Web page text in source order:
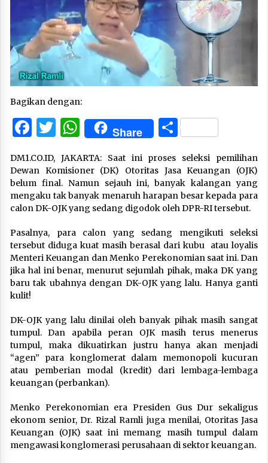
Bagikan dengan:
Facebook
Twitter
WhatsApp
Share Share
DM1.CO.ID, JAKARTA: Saat ini proses seleksi pemilihan
Dewan Komisioner (DK) Otoritas Jasa Keuangan (OJK)
belum final. Namun sejauh ini, banyak kalangan yang
mengaku tak banyak menaruh harapan besar kepada para
calon DK-OJK yang sedang digodok oleh DPR-RI tersebut.
Pasalnya, para calon yang sedang mengikuti seleksi
tersebut diduga kuat masih berasal dari kubu atau loyalis
Menteri Keuangan dan Menko Perekonomian saat ini. Dan
jika hal ini benar, menurut sejumlah pihak, maka DK yang
baru tak ubahnya dengan DK-OJK yang lalu. Hanya ganti
kulit!
DK-OJK yang lalu dinilai oleh banyak pihak masih sangat
tumpul. Dan apabila peran OJK masih terus menerus
tumpul, maka dikuatirkan justru hanya akan menjadi
“agen” para konglomerat dalam memonopoli kucuran
atau pemberian modal (kredit) dari lembaga-lembaga
keuangan (perbankan).
Menko Perekonomian era Presiden Gus Dur sekaligus
ekonom senior, Dr. Rizal Ramli juga menilai, Otoritas Jasa
Keuangan (OJK) saat ini memang masih tumpul dalam
mengawasi konglomerasi perusahaan di sektor keuangan.